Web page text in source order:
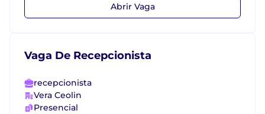
Abrir Vaga
Vaga De Recepcionista
recepcionista
Vera Ceolin
Presencial